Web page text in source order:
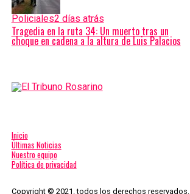
Policiales2 días atrás
Tragedia en la ruta 34: Un muerto tras un
choque en cadena a la altura de Luis Palacios
Inicio
Últimas Noticias
Nuestro equipo
Política de privacidad
Copyright © 2021. todos los derechos reservados.